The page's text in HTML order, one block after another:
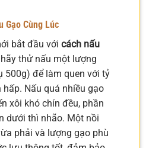
Gạo Cùng Lúc
bắt đầu với cách nấu
thử nấu một lượng
500g) để làm quen với tỷ
Nấu quá nhiều gạo
xôi khó chín đều, phần
dưới thì nhão. Một nồi
phải và lượng gạo phù